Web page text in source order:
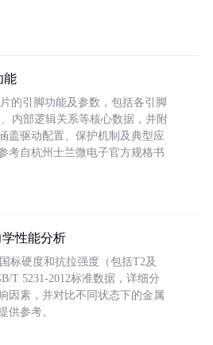
能
的引脚功能及参数，包括各引脚
内部逻辑关系等核心数据，并附
盖驱动配置、保护机制及典型应
考自杭州士兰微电子官方规格书
性能分析
标硬度和抗拉强度（包括T2及
T 5231-2012标准数据，详细分
因素，并对比不同状态下的金属
供参考。